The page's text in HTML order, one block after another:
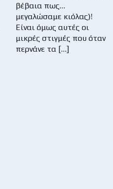
βέβαια πως…
μεγαλώσαμε κιόλας)!
Είναι όμως αυτές οι
μικρές στιγμές που όταν
περνάνε τα […]